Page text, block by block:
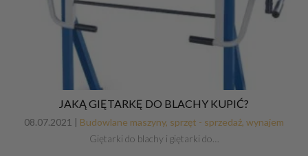
JAKĄ GIĘTARKĘ DO BLACHY KUPIĆ?
08.07.2021 | Budowlane maszyny, sprzęt - sprzedaż, wynajem
Giętarki do blachy i giętarki do…